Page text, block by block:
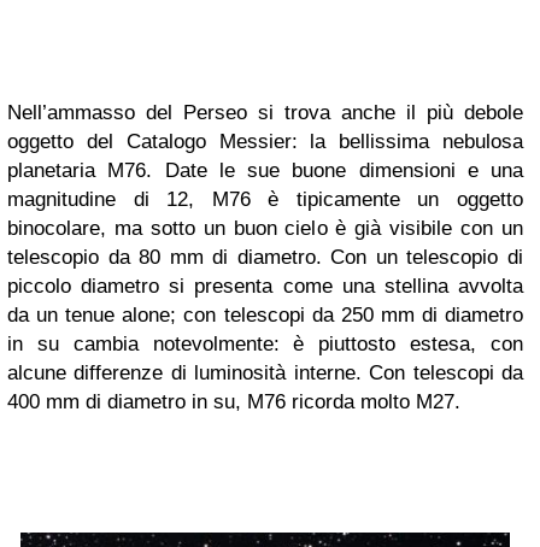
Nell’ammasso del Perseo si trova anche il più debole
oggetto del Catalogo Messier: la bellissima nebulosa
planetaria M76. Date le sue buone dimensioni e una
magnitudine di 12, M76 è tipicamente un oggetto
binocolare, ma sotto un buon cielo è già visibile con un
telescopio da 80 mm di diametro. Con un telescopio di
piccolo diametro si presenta come una stellina avvolta
da un tenue alone; con telescopi da 250 mm di diametro
in su cambia notevolmente: è piuttosto estesa, con
alcune differenze di luminosità interne. Con telescopi da
400 mm di diametro in su, M76 ricorda molto M27.